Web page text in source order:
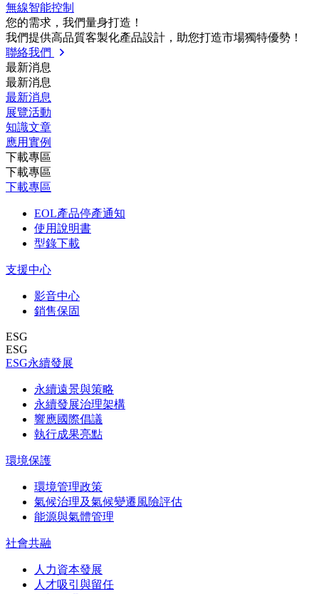
無線智能控制
您的需求，我們量⾝打造！
我們提供⾼品質客製化產品設計，助您打造市場獨特優勢！
聯絡我們
最新消息
最新消息
最新消息
展覽活動
知識⽂章
應⽤實例
下載專區
下載專區
下載專區
EOL產品停產通知
使用說明書
型錄下載
支援中心
影音中心
銷售保固
ESG
ESG
ESG永續發展
永續遠景與策略
永續發展治理架構
響應國際倡議
執行成果亮點
環境保護
環境管理政策
氣候治理及氣候變遷風險評估
能源與氣體管理
社會共融
人力資本發展
人才吸引與留任